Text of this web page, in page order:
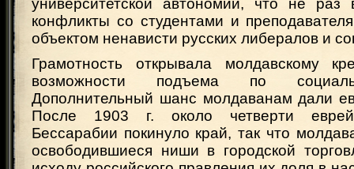
университетской автономии, что не раз
конфликты со студентами и
объектом ненависти русских либералов и
Грамотность открывала молдавскому
возможности подъема по
Дополнительный шанс молдаванам дали
После 1903 г. около четверти
Бессарабии покинуло край, так что
освободившиеся ниши в городской